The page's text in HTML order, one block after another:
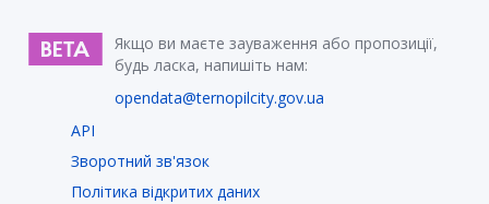
Якщо ви маєте зауваження або пропозиції,
будь ласка, напишіть нам:
opendata@ternopilcity.gov.ua
API
Зворотний зв'язок
Політика відкритих даних